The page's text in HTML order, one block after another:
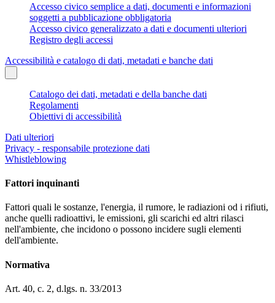
Accesso civico semplice a dati, documenti e informazioni
soggetti a pubblicazione obbligatoria
Accesso civico generalizzato a dati e documenti ulteriori
Registro degli accessi
Accessibilità e catalogo di dati, metadati e banche dati
Catalogo dei dati, metadati e della banche dati
Regolamenti
Obiettivi di accessibilità
Dati ulteriori
Privacy - responsabile protezione dati
Whistleblowing
Fattori inquinanti
Fattori quali le sostanze, l'energia, il rumore, le radiazioni od i rifiuti,
anche quelli radioattivi, le emissioni, gli scarichi ed altri rilasci
nell'ambiente, che incidono o possono incidere sugli elementi
dell'ambiente.
Normativa
Art. 40, c. 2, d.lgs. n. 33/2013